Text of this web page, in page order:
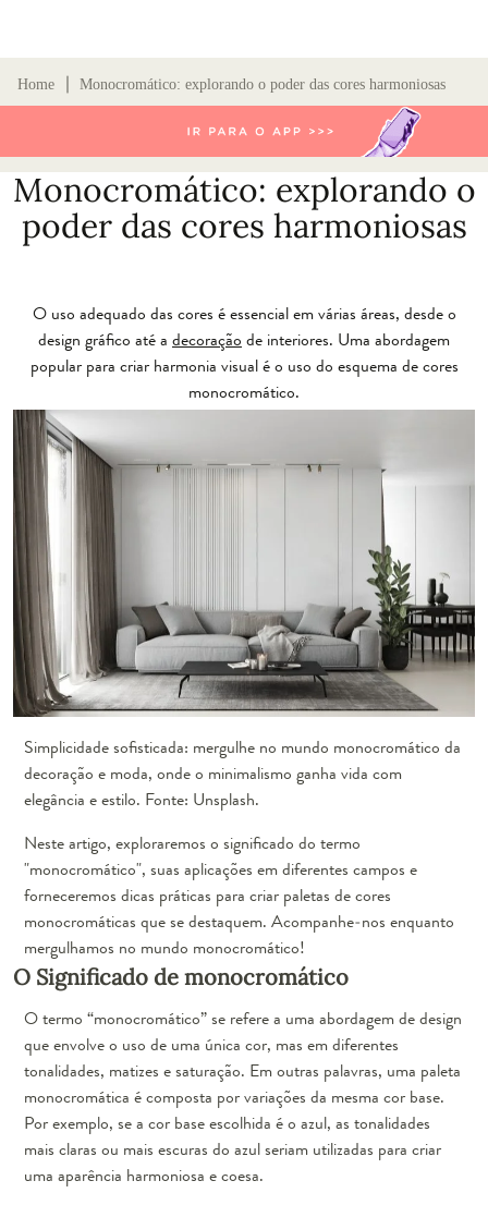
Home Monocromático: explorando o poder das cores harmoniosas
Monocromático: explorando o
poder das cores harmoniosas
O uso adequado das cores é essencial em várias áreas, desde o
design gráfico até a decoração de interiores. Uma abordagem
popular para criar harmonia visual é o uso do esquema de cores
monocromático.
Simplicidade sofisticada: mergulhe no mundo monocromático da
decoração e moda, onde o minimalismo ganha vida com
elegância e estilo. Fonte: Unsplash.
Neste artigo, exploraremos o significado do termo
"monocromático", suas aplicações em diferentes campos e
forneceremos dicas práticas para criar paletas de cores
monocromáticas que se destaquem. Acompanhe-nos enquanto
mergulhamos no mundo monocromático!
O Significado de monocromático
O termo “monocromático” se refere a uma abordagem de design
que envolve o uso de uma única cor, mas em diferentes
tonalidades, matizes e saturação. Em outras palavras, uma paleta
monocromática é composta por variações da mesma cor base.
Por exemplo, se a cor base escolhida é o azul, as tonalidades
mais claras ou mais escuras do azul seriam utilizadas para criar
uma aparência harmoniosa e coesa.